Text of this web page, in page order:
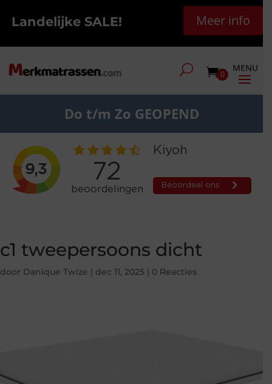
Landelijke SALE! Meer info
0
Do t/m Zo GEOPEND
c1 tweepersoons dicht
door Danique Twize | dec 11, 2025 | 0 Reacties